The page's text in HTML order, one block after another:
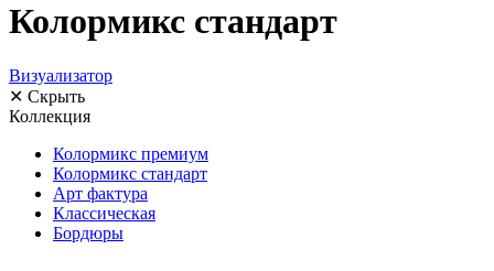
Колормикс стандарт
Визуализатор
✕ Скрыть
Коллекция
Колормикс премиум
Колормикс стандарт
Арт фактура
Классическая
Бордюры